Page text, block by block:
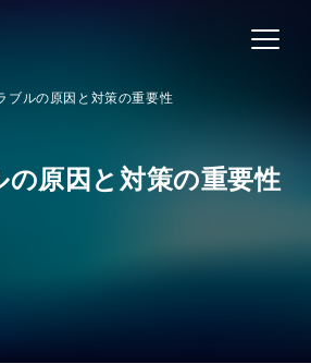
ブルの原因と対策の重要性
原因と対策の重要性